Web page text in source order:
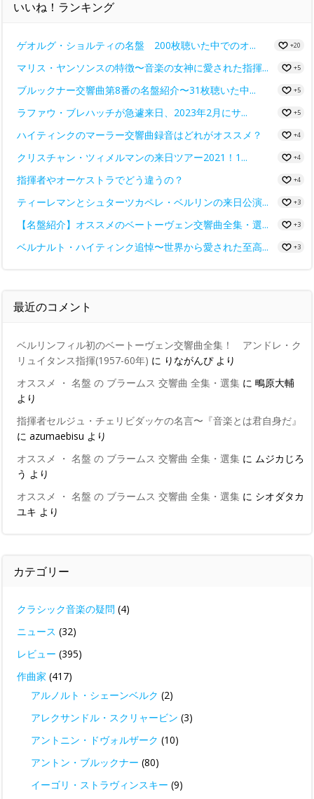
いいね！ランキング
ゲオルグ・ショルティの名盤 200枚聴いた中でのオ... +20
マリス・ヤンソンスの特徴〜音楽の女神に愛された指揮... +5
ブルックナー交響曲第8番の名盤紹介〜31枚聴いた中... +5
ラファウ・ブレハッチが急遽来日、2023年2月にサ... +5
ハイティンクのマーラー交響曲録音はどれがオススメ？ +4
クリスチャン・ツィメルマンの来日ツアー2021！1... +4
指揮者やオーケストラでどう違うの？ +4
ティーレマンとシュターツカペレ・ベルリンの来日公演... +3
【名盤紹介】オススメのベートーヴェン交響曲全集・選... +3
ベルナルト・ハイティンク追悼〜世界から愛された至高... +3
最近のコメント
ベルリンフィル初のベートーヴェン交響曲全集！ アンドレ・ク
リュイタンス指揮(1957-60年) に りながんぴより
オススメ ・ 名盤 の ブラームス 交響曲 全集・選集 に 鴫原大輔
より
指揮者セルジュ・チェリビダッケの名言〜『音楽とは君自身だ』
に azumaebisu より
オススメ ・ 名盤 の ブラームス 交響曲 全集・選集 に ムジカじろ
う より
オススメ ・ 名盤 の ブラームス 交響曲 全集・選集 に シオダタカ
ユキ より
カテゴリー
クラシック音楽の疑問 (4)
ニュース (32)
レビュー (395)
作曲家 (417)
アルノルト・シェーンベルク (2)
アレクサンドル・スクリャービン (3)
アントニン・ドヴォルザーク (10)
アントン・ブルックナー (80)
イーゴリ・ストラヴィンスキー (9)